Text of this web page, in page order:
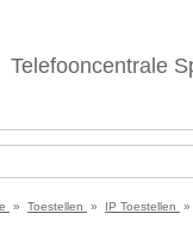
Telefooncentrale
» Toestellen » IP Toestellen »